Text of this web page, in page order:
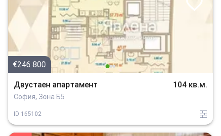
€246 800
Двустаен апартамент 104 кв.м.
София, Зона Б5
ID 165102 tuhla